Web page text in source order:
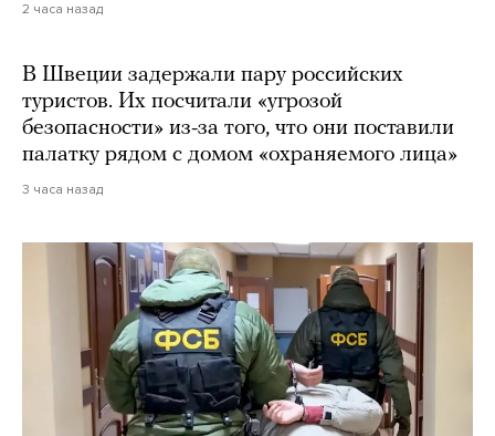
2 часа назад
В Швеции задержали пару российских
туристов. Их посчитали «угрозой
безопасности» из-за того, что они поставили
палатку рядом с домом «охраняемого лица»
3 часа назад